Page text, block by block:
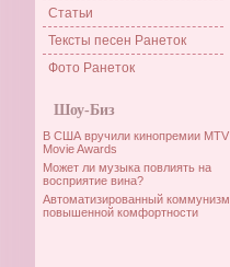
Статьи
Тексты песен Ранеток
Фото Ранеток
Шоу-Биз
В США вручили кинопремии MTV
Movie Awards
Может ли музыка повлиять на
восприятие вина?
Автоматизированный коммунизм
повышенной комфортности